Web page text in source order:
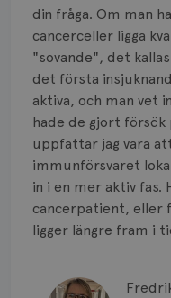
din fråga. Om man
cancerceller ligga
"sovande", det
det första
aktiva, och man vet
hade de gjort försök
uppfattar jag vara
immunförsvaret
in i en mer aktiv fas.
cancerpatient, eller
ligger längre fram i
Vätska